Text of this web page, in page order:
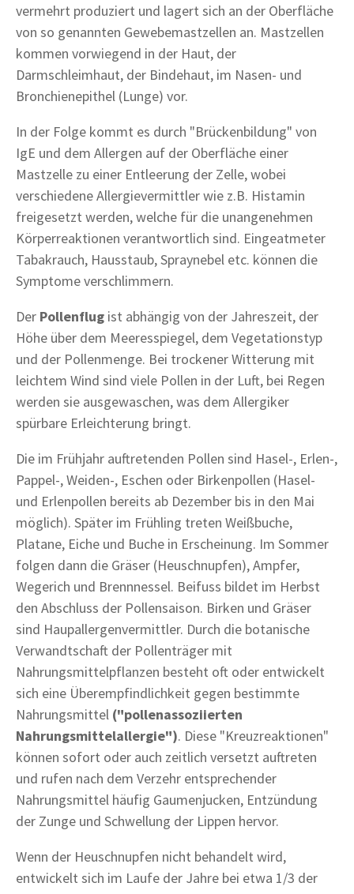
vermehrt produziert und lagert sich an der Oberfläche
von so genannten Gewebemastzellen an. Mastzellen
kommen vorwiegend in der Haut, der
Darmschleimhaut, der Bindehaut, im Nasen- und
Bronchienepithel (Lunge) vor.
In der Folge kommt es durch "Brückenbildung" von
IgE und dem Allergen auf der Oberfläche einer
Mastzelle zu einer Entleerung der Zelle, wobei
verschiedene Allergievermittler wie z.B. Histamin
freigesetzt werden, welche für die unangenehmen
Körperreaktionen verantwortlich sind. Eingeatmeter
Tabakrauch, Hausstaub, Spraynebel etc. können die
Symptome verschlimmern.
Der Pollenflug ist abhängig von der Jahreszeit, der
Höhe über dem Meeresspiegel, dem Vegetationstyp
und der Pollenmenge. Bei trockener Witterung mit
leichtem Wind sind viele Pollen in der Luft, bei Regen
werden sie ausgewaschen, was dem Allergiker
spürbare Erleichterung bringt.
Die im Frühjahr auftretenden Pollen sind Hasel-, Erlen-,
Pappel-, Weiden-, Eschen oder Birkenpollen (Hasel-
und Erlenpollen bereits ab Dezember bis in den Mai
möglich). Später im Frühling treten Weißbuche,
Platane, Eiche und Buche in Erscheinung. Im Sommer
folgen dann die Gräser (Heuschnupfen), Ampfer,
Wegerich und Brennnessel. Beifuss bildet im Herbst
den Abschluss der Pollensaison. Birken und Gräser
sind Haupallergenvermittler. Durch die botanische
Verwandtschaft der Pollenträger mit
Nahrungsmittelpflanzen besteht oft oder entwickelt
sich eine Überempfindlichkeit gegen bestimmte
Nahrungsmittel ("pollenassoziierten
Nahrungsmittelallergie"). Diese "Kreuzreaktionen"
können sofort oder auch zeitlich versetzt auftreten
und rufen nach dem Verzehr entsprechender
Nahrungsmittel häufig Gaumenjucken, Entzündung
der Zunge und Schwellung der Lippen hervor.
Wenn der Heuschnupfen nicht behandelt wird,
entwickelt sich im Laufe der Jahre bei etwa 1/3 der